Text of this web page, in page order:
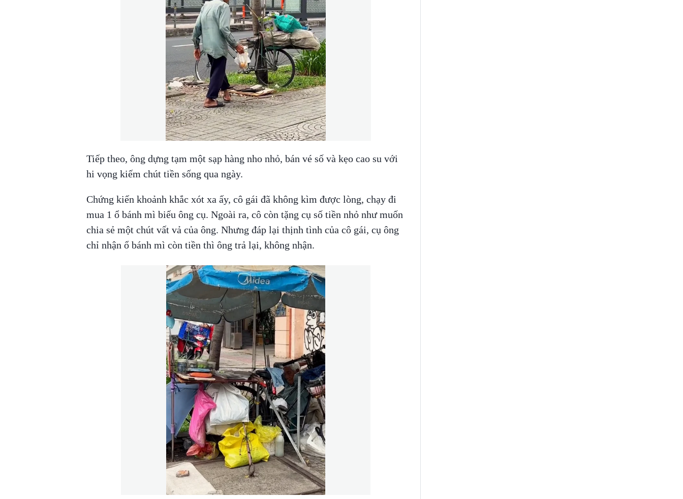
Tiếp theo, ông dựng tạm một sạp hàng nho nhỏ, bán vé số và kẹo cao su với
hi vọng kiếm chút tiền sống qua ngày.
Chứng kiến khoảnh khắc xót xa ấy, cô gái đã không kìm được lòng, chạy đi
mua 1 ổ bánh mì biếu ông cụ. Ngoài ra, cô còn tặng cụ số tiền nhỏ như muốn
chia sẻ một chút vất vả của ông. Nhưng đáp lại thịnh tình của cô gái, cụ ông
chỉ nhận ổ bánh mì còn tiền thì ông trả lại, không nhận.